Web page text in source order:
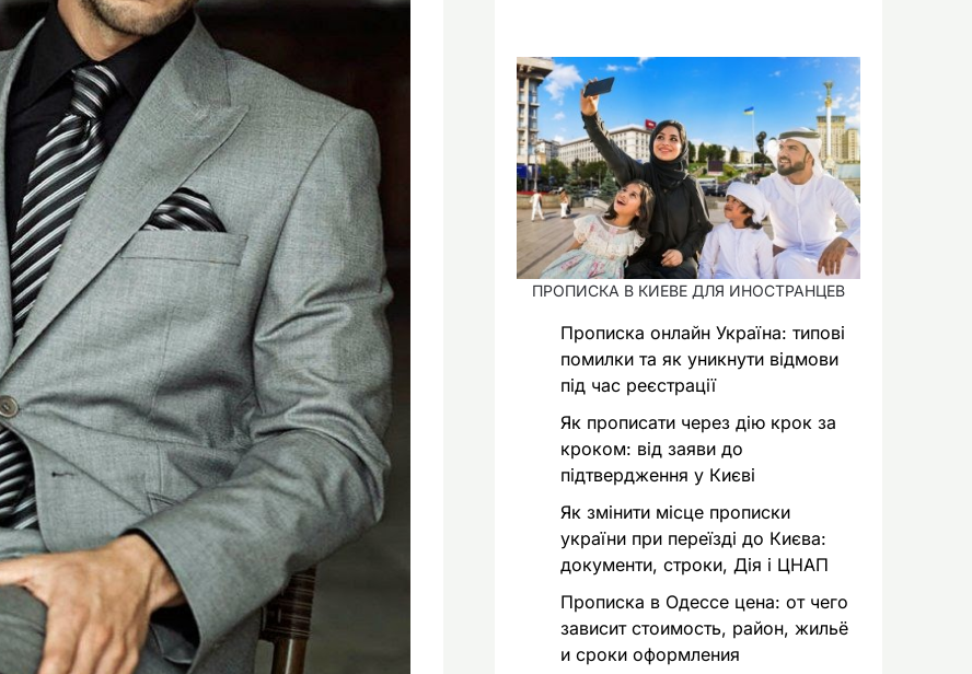
ПРОПИСКА В КИЕВЕ ДЛЯ ИНОСТРАНЦЕВ
Прописка онлайн Україна: типові
помилки та як уникнути відмови
під час реєстрації
Як прописати через дію крок за
кроком: від заяви до
підтвердження у Києві
Як змінити місце прописки
україни при переїзді до Києва:
документи, строки, Дія і ЦНАП
Прописка в Одессе цена: от чего
зависит стоимость, район, жильё
и сроки оформления